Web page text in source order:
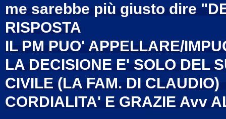
me sarebbe più giusto dire
RISPOSTA
IL PM PUO' APPELLARE/
LA DECISIONE E' SOLO DEL
CIVILE (LA FAM. DI
CORDIALITA' E GRAZIE Avv